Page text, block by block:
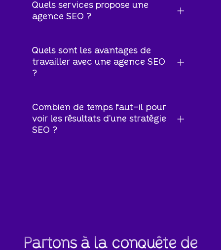
Quels services propose une
agence SEO ?
Quels sont les avantages de
travailler avec une agence SEO
?
Combien de temps faut-il pour
voir les résultats d'une stratégie
SEO ?
Partons à la conquête de